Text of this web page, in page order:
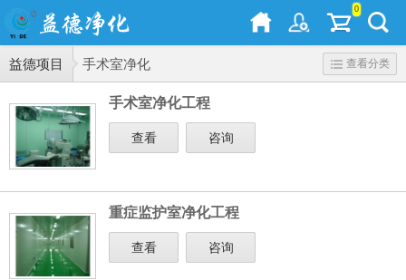
0
益德项目 手术室净化 查看分类
手术室净化工程
查看 咨询
重症监护室净化工程
查看 咨询